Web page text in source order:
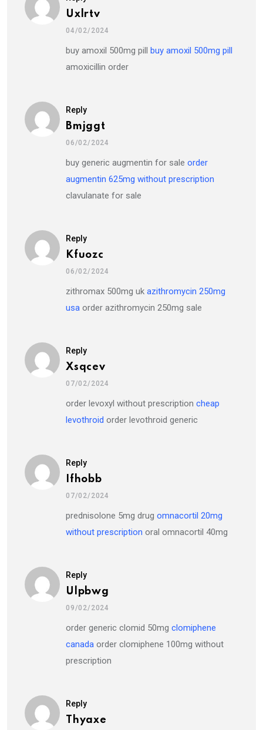
Uxlrtv
04/02/2024
buy amoxil 500mg pill buy amoxil 500mg pill
amoxicillin order
Reply
Bmjggt
06/02/2024
buy generic augmentin for sale order
augmentin 625mg without prescription
clavulanate for sale
Reply
Kfuozc
06/02/2024
zithromax 500mg uk azithromycin 250mg
usa order azithromycin 250mg sale
Reply
Xsqcev
07/02/2024
order levoxyl without prescription cheap
levothroid order levothroid generic
Reply
Ifhobb
07/02/2024
prednisolone 5mg drug omnacortil 20mg
without prescription oral omnacortil 40mg
Reply
Ulpbwg
09/02/2024
order generic clomid 50mg clomiphene
canada order clomiphene 100mg without
prescription
Reply
Thyaxe